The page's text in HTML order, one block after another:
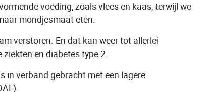
voeding, zoals vlees en kaas, terwijl we
mondjesmaat eten.
verstoren. En dat kan weer tot allerlei
en diabetes type 2.
in verband gebracht met een lagere